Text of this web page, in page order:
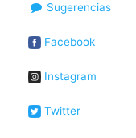
Sugerencias
Facebook
Instagram
Twitter